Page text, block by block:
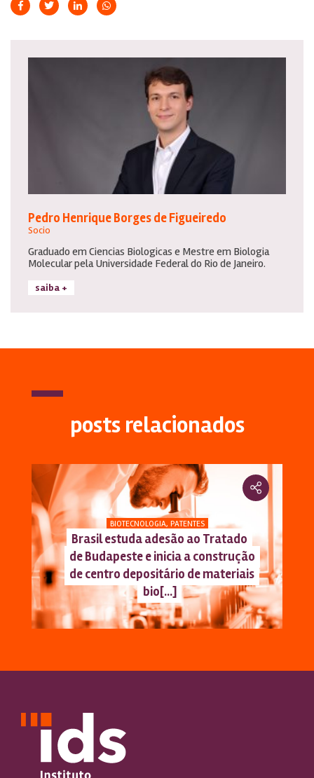
Pedro Henrique Borges de Figueiredo
Socio
Graduado em Ciencias Biologicas e Mestre em Biologia
Molecular pela Universidade Federal do Rio de Janeiro.
saiba +
posts relacionados
BIOTECNOLOGIA, PATENTES
Brasil estuda adesão ao Tratado
de Budapeste e inicia a construção
de centro depositário de materiais
bio[...]